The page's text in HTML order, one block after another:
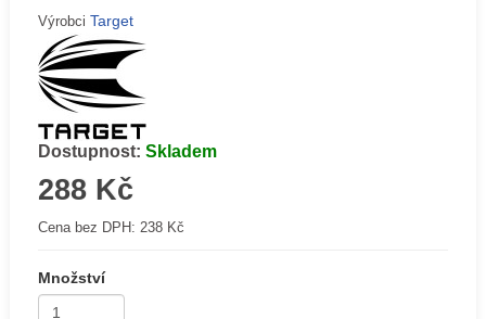
Výrobci Target
Dostupnost: Skladem
288 Kč
Cena bez DPH: 238 Kč
Množství